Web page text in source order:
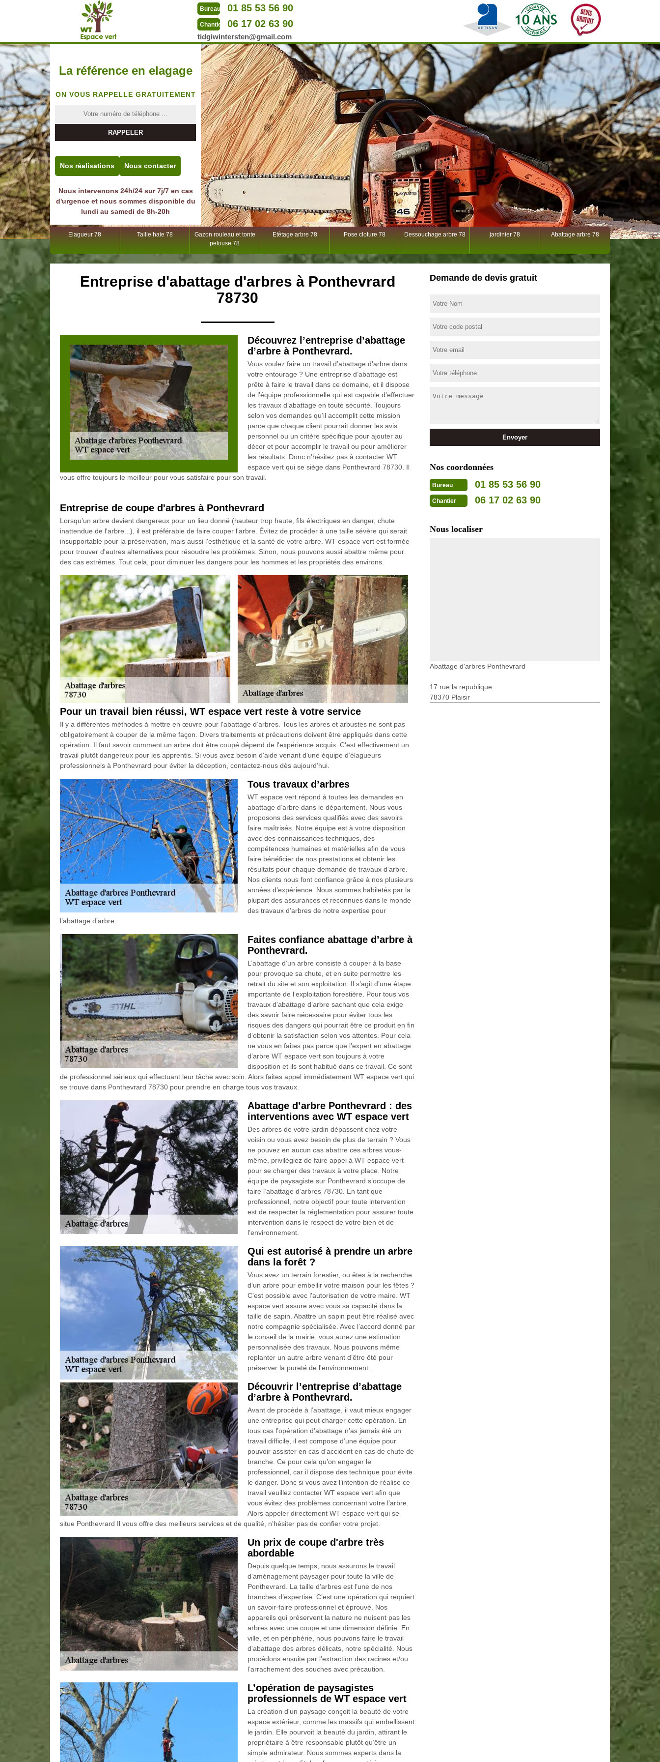
Bureau 01 85 53 56 90
Chantier 06 17 02 63 90
tidgiwintersten@gmail.com
La référence en elagage
ON VOUS RAPPELLE GRATUITEMENT
Nos réalisations Nous contacter
Nous intervenons 24h/24 sur 7j/7 en cas
d'urgence et nous sommes disponible du
lundi au samedi de 8h-20h
Elagueur 78 Taille haie 78
Gazon rouleau et tonte
pelouse 78
Etêtage arbre 78 Pose cloture 78 Dessouchage arbre 78 jardinier 78 Abattage arbre 78
Entreprise d'abattage d'arbres à Ponthevrard
78730
Découvrez l’entreprise d’abattage
d’arbre à Ponthevrard.
Vous voulez faire un travail d’abattage d’arbre dans
votre entourage ? Une entreprise d’abattage est
prête à faire le travail dans ce domaine, et il dispose
de l’équipe professionnelle qui est capable d’effectuer
les travaux d’abattage en toute sécurité. Toujours
selon vos demandes qu’il accomplit cette mission
parce que chaque client pourrait donner les avis
personnel ou un critère spécifique pour ajouter au
décor et pour accomplir le travail ou pour améliorer
les résultats. Donc n’hésitez pas à contacter WT
espace vert qui se siège dans Ponthevrard 78730. Il
vous offre toujours le meilleur pour vous satisfaire pour son travail.
Entreprise de coupe d'arbres à Ponthevrard
Lorsqu'un arbre devient dangereux pour un lieu donné (hauteur trop haute, fils électriques en danger, chute
inattendue de l'arbre...), il est préférable de faire couper l’arbre. Évitez de procéder à une taille sévère qui serait
insupportable pour la préservation, mais aussi l'esthétique et la santé de votre arbre. WT espace vert est formée
pour trouver d'autres alternatives pour résoudre les problèmes. Sinon, nous pouvons aussi abattre même pour
des cas extrêmes. Tout cela, pour diminuer les dangers pour les hommes et les propriétés des environs.
Pour un travail bien réussi, WT espace vert reste à votre service
Il y a différentes méthodes à mettre en œuvre pour l'abattage d’arbres. Tous les arbres et arbustes ne sont pas
obligatoirement à couper de la même façon. Divers traitements et précautions doivent être appliqués dans cette
opération. Il faut savoir comment un arbre doit être coupé dépend de l'expérience acquis. C'est effectivement un
travail plutôt dangereux pour les apprentis. Si vous avez besoin d'aide venant d'une équipe d’élagueurs
professionnels à Ponthevrard pour éviter la déception, contactez-nous dès aujourd’hui.
Tous travaux d’arbres
WT espace vert répond à toutes les demandes en
abattage d’arbre dans le département. Nous vous
proposons des services qualifiés avec des savoirs
faire maîtrisés. Notre équipe est à votre disposition
avec des connaissances techniques, des
compétences humaines et matérielles afin de vous
faire bénéficier de nos prestations et obtenir les
résultats pour chaque demande de travaux d’arbre.
Nos clients nous font confiance grâce à nos plusieurs
années d’expérience. Nous sommes habiletés par la
plupart des assurances et reconnues dans le monde
des travaux d’arbres de notre expertise pour
l’abattage d’arbre.
Faites confiance abattage d’arbre à
Ponthevrard.
L’abattage d’un arbre consiste à couper à la base
pour provoque sa chute, et en suite permettre les
retrait du site et son exploitation. Il s’agit d’une étape
importante de l’exploitation forestière. Pour tous vos
travaux d’abattage d’arbre sachant que cela exige
des savoir faire nécessaire pour éviter tous les
risques des dangers qui pourrait être ce produit en fin
d’obtenir la satisfaction selon vos attentes. Pour cela
ne vous en faites pas parce que l’expert en abattage
d’arbre WT espace vert son toujours à votre
disposition et ils sont habitué dans ce travail. Ce sont
de professionnel sérieux qui effectuant leur tâche avec soin. Alors faites appel immédiatement WT espace vert qui
se trouve dans Ponthevrard 78730 pour prendre en charge tous vos travaux.
Abattage d’arbre Ponthevrard : des
interventions avec WT espace vert
Des arbres de votre jardin dépassent chez votre
voisin ou vous avez besoin de plus de terrain ? Vous
ne pouvez en aucun cas abattre ces arbres vous-
même, privilégiez de faire appel à WT espace vert
pour se charger des travaux à votre place. Notre
équipe de paysagiste sur Ponthevrard s’occupe de
faire l’abattage d’arbres 78730. En tant que
professionnel, notre objectif pour toute intervention
est de respecter la réglementation pour assurer toute
intervention dans le respect de votre bien et de
l’environnement.
Qui est autorisé à prendre un arbre
dans la forêt ?
Vous avez un terrain forestier, ou êtes à la recherche
d'un arbre pour embellir votre maison pour les fêtes ?
C'est possible avec l'autorisation de votre maire. WT
espace vert assure avec vous sa capacité dans la
taille de sapin. Abattre un sapin peut être réalisé avec
notre compagnie spécialisée. Avec l’accord donné par
le conseil de la mairie, vous aurez une estimation
personnalisée des travaux. Nous pouvons même
replanter un autre arbre venant d’être ôté pour
préserver la pureté de l'environnement.
Découvrir l’entreprise d’abattage
d’arbre à Ponthevrard.
Avant de procède à l’abattage, il vaut mieux engager
une entreprise qui peut charger cette opération. En
tous cas l’opération d’abattage n’as jamais été un
travail difficile, il est compose d’une équipe pour
pouvoir assister en cas d’accident en cas de chute de
branche. Ce pour cela qu’on engager le
professionnel, car il dispose des technique pour évite
le danger. Donc si vous avez l’intention de réalise ce
travail veuillez contacter WT espace vert afin que
vous évitez des problèmes concernant votre l’arbre.
Alors appeler directement WT espace vert qui se
situe Ponthevrard Il vous offre des meilleurs services et de qualité, n’hésiter pas de confier votre projet.
Un prix de coupe d'arbre très
abordable
Depuis quelque temps, nous assurons le travail
d'aménagement paysager pour toute la ville de
Ponthevrard. La taille d'arbres est l’une de nos
branches d’expertise. C’est une opération qui requiert
un savoir-faire professionnel et éprouvé. Nos
appareils qui préservent la nature ne nuisent pas les
arbres avec une coupe et une dimension définie. En
ville, et en périphérie, nous pouvons faire le travail
d'abattage des arbres délicats, notre spécialité. Nous
procédons ensuite par l’extraction des racines et/ou
l’arrachement des souches avec précaution.
L’opération de paysagistes
professionnels de WT espace vert
La création d'un paysage conçoit la beauté de votre
espace extérieur, comme les massifs qui embellissent
le jardin. Elle pourvoit la beauté du jardin, attirant le
propriétaire à être responsable plutôt qu’être un
simple admirateur. Nous sommes experts dans la
Demande de devis gratuit
Nos coordonnées
Bureau 01 85 53 56 90
Chantier 06 17 02 63 90
Nous localiser
Abattage d'arbres Ponthevrard
17 rue la republique
78370 Plaisir